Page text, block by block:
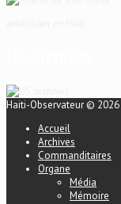
Haiti-Observateur © 2026
Accueil
Archives
Commanditaires
Organe
Média
Mémoire